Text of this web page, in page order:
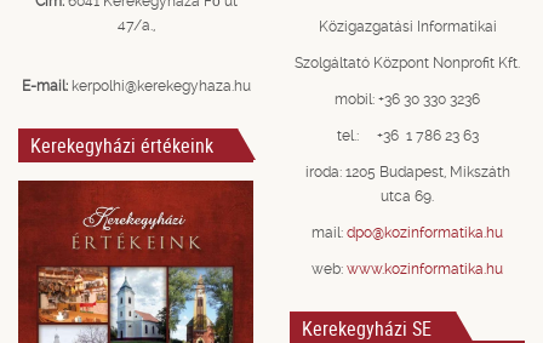
47/a.,
E-mail: kerpolhi@kerekegyhaza.hu
Kerekegyházi értékeink
Közigazgatási Informatikai
Szolgáltató Központ Nonprofit Kft.
mobil: +36 30 330 3236
tel.: +36 1 786 23 63
iroda: 1205 Budapest, Mikszáth
utca 69.
mail: dpo@kozinformatika.hu
web: www.kozinformatika.hu
Kerekegyházi SE